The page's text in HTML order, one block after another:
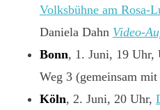
Volksbühne am Rosa-
Daniela Dahn Video-
Bonn, 1. Juni, 19 Uhr,
Weg 3 (gemeinsam mit
Köln, 2. Juni, 20 Uhr,